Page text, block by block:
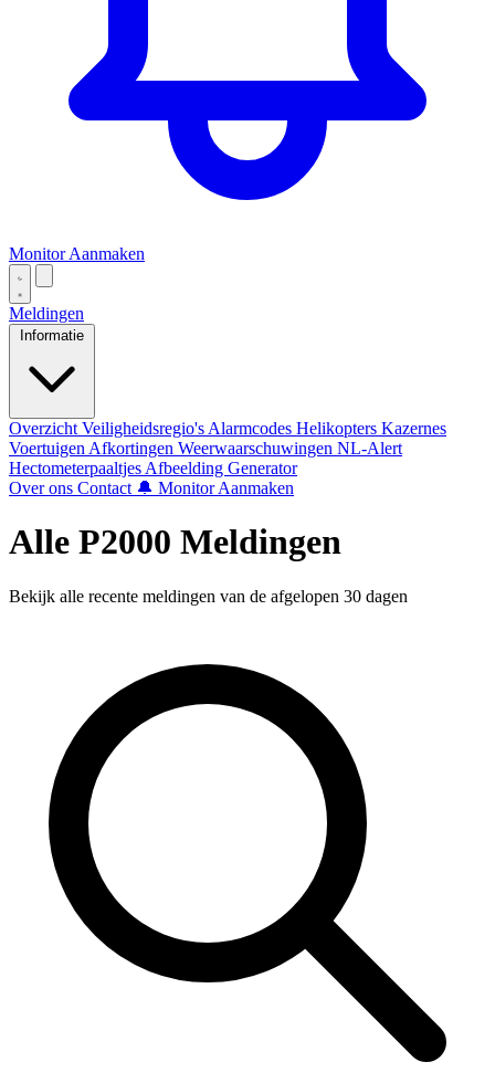
Monitor Aanmaken
Meldingen
Informatie
Overzicht Veiligheidsregio's Alarmcodes Helikopters Kazernes
Voertuigen Afkortingen Weerwaarschuwingen NL-Alert
Hectometerpaaltjes Afbeelding Generator
Over ons Contact 🔔 Monitor Aanmaken
Alle P2000 Meldingen
Bekijk alle recente meldingen van de afgelopen 30 dagen